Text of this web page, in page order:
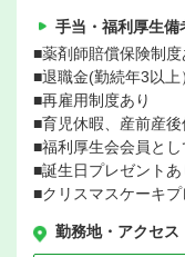
手当・福利厚生備
■薬剤師賠償保険制度
■退職金(勤続年3以上
■再雇用制度あり
■育児休暇、産前産
■福利厚生会会員と
■誕生日プレゼントあ
■クリスマスケーキプ
勤務地・アクセス